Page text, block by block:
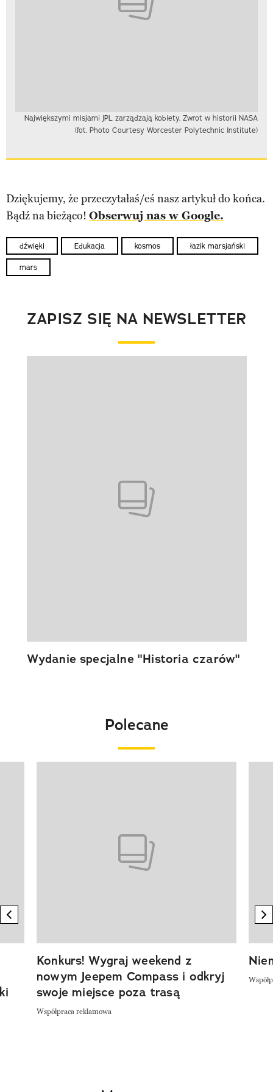
Największymi misjami JPL zarządzają kobiety. Zwrot w historii NASA
(fot. Photo Courtesy Worcester Polytechnic Institute)
Dziękujemy, że przeczytałaś/eś nasz artykuł do końca.
Bądź na bieżąco! Obserwuj nas w Google.
dźwięki Edukacja kosmos łazik marsjański
mars
ZAPISZ SIĘ NA NEWSLETTER
Wydanie specjalne "Historia czarów"
Polecane
previous element
Konkurs! Wygraj weekend z
nowym Jeepem Compass i odkryj
swoje miejsce poza trasą
Współpraca reklamowa